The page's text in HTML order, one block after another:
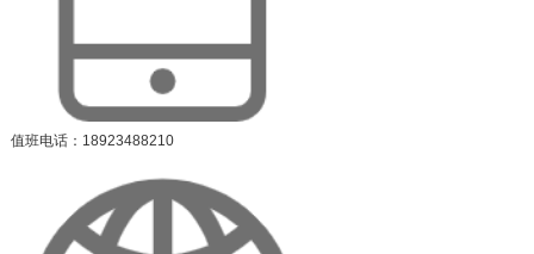
值班电话：18923488210